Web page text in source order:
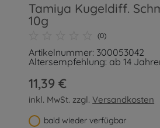
Tamiya Kugeldiff.
10g
(0)
Artikelnummer: 300053042
Altersempfehlung: ab 14
11,39 €
inkl. MwSt. zzgl.Versandkosten
bald wieder verfügbar